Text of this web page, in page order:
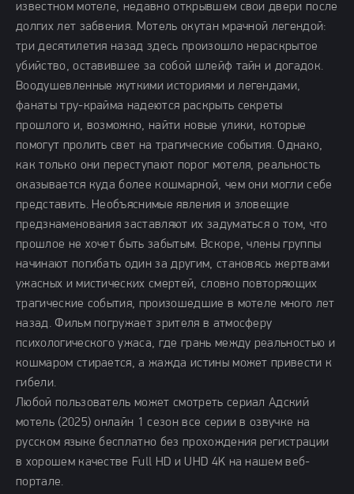
известном мотеле, недавно открывшем свои двери после
долгих лет забвения. Мотель окутан мрачной легендой:
три десятилетия назад здесь произошло нераскрытое
убийство, оставившее за собой шлейф тайн и догадок.
Воодушевленные жуткими историями и легендами,
фанаты тру-крайма надеются раскрыть секреты
прошлого и, возможно, найти новые улики, которые
помогут пролить свет на трагические события. Однако,
как только они переступают порог мотеля, реальность
оказывается куда более кошмарной, чем они могли себе
представить. Необъяснимые явления и зловещие
предзнаменования заставляют их задуматься о том, что
прошлое не хочет быть забытым. Вскоре, члены группы
начинают погибать один за другим, становясь жертвами
ужасных и мистических смертей, словно повторяющих
трагические события, произошедшие в мотеле много лет
назад. Фильм погружает зрителя в атмосферу
психологического ужаса, где грань между реальностью и
кошмаром стирается, а жажда истины может привести к
гибели.
Любой пользователь может смотреть сериал Адский
мотель (2025) онлайн 1 сезон все серии в озвучке на
русском языке бесплатно без прохождения регистрации
в хорошем качестве Full HD и UHD 4K на нашем веб-
портале.